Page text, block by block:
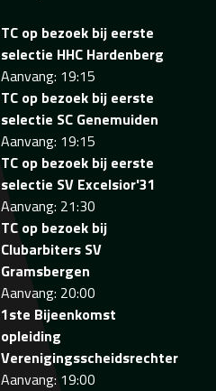
TC op bezoek bij eerste
selectie HHC Hardenberg
Aanvang: 19:15
TC op bezoek bij eerste
selectie SC Genemuiden
Aanvang: 19:15
TC op bezoek bij eerste
selectie SV Excelsior'31
Aanvang: 21:30
TC op bezoek bij
Clubarbiters SV
Gramsbergen
Aanvang: 20:00
1ste Bijeenkomst
opleiding
Verenigingsscheidsrechter
Aanvang: 19:00